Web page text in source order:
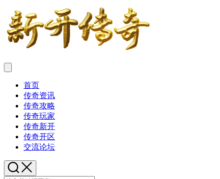
首页
传奇资讯
传奇攻略
传奇玩家
传奇新开
传奇开区
交流论坛